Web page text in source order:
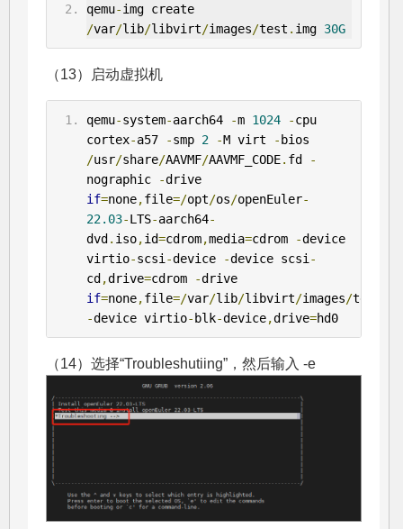
qemu-
/var/lib/libvirt/images/test . img 30G
（13）启动虚拟机
qemu-system-aarch64 -m 1024 -cpu
cortex-a57 -smp 2 -M virt -
/usr/share/AAVMF/AAVMF_CODE. fd
-
nographic
-
if=none,file=/opt/os/openEuler-
22.03-LTS-aarch64-
dvd. iso,id=cdrom,media=cdrom -device
virtio-scsi -device -device scsi -
cd,drive=cdrom -
if=none,file=/var/lib/libvirt/images/test
-device virtio-blk-device,drive=hd0
（14）选择“Troubleshutiing”，然后输入 -e